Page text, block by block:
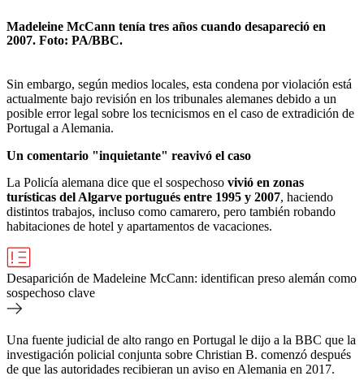
Madeleine McCann tenía tres años cuando desapareció en
2007. Foto: PA/BBC.
Sin embargo, según medios locales, esta condena por violación está
actualmente bajo revisión en los tribunales alemanes debido a un
posible error legal sobre los tecnicismos en el caso de extradición de
Portugal a Alemania.
Un comentario "inquietante" reavivó el caso
La Policía alemana dice que el sospechoso vivió en zonas
turísticas del Algarve portugués entre 1995 y 2007, haciendo
distintos trabajos, incluso como camarero, pero también robando
habitaciones de hotel y apartamentos de vacaciones.
Desaparición de Madeleine McCann: identifican preso alemán como
sospechoso clave
Una fuente judicial de alto rango en Portugal le dijo a la BBC que la
investigación policial conjunta sobre Christian B. comenzó después
de que las autoridades recibieran un aviso en Alemania en 2017.